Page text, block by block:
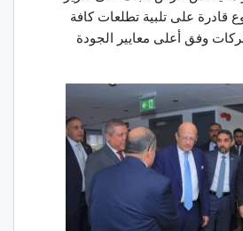
قادرة على تلبية تطلعات كافة
وفق أعلى معايير الجودة